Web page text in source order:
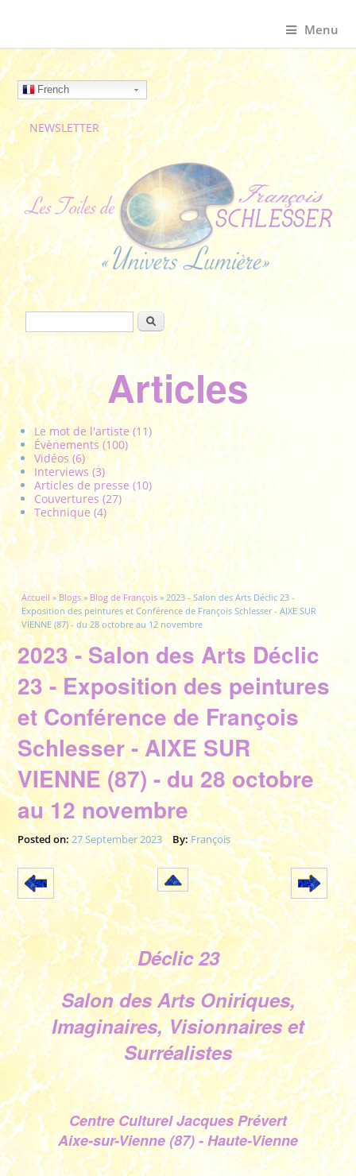
Menu
French
NEWSLETTER
Formulaire de recherche
Rechercher
Articles
Le mot de l'artiste (11)
Évènements (100)
Vidéos (6)
Interviews (3)
Articles de presse (10)
Couvertures (27)
Technique (4)
Vous êtes ici
Accueil»Blogs»Blog de François» 2023 - Salon des Arts Déclic 23 -
Exposition des peintures et Conférence de François Schlesser - AIXE SUR
VIENNE (87) - du 28 octobre au 12 novembre
2023 - Salon des Arts Déclic
23 - Exposition des peintures
et Conférence de François
Schlesser - AIXE SUR
VIENNE (87) - du 28 octobre
au 12 novembre
Posted on: 27 September 2023 By:François
Déclic 23
Salon des Arts Oniriques,
Imaginaires, Visionnaires et
Surréalistes
Centre Culturel Jacques Prévert
Aixe-sur-Vienne (87) - Haute-Vienne